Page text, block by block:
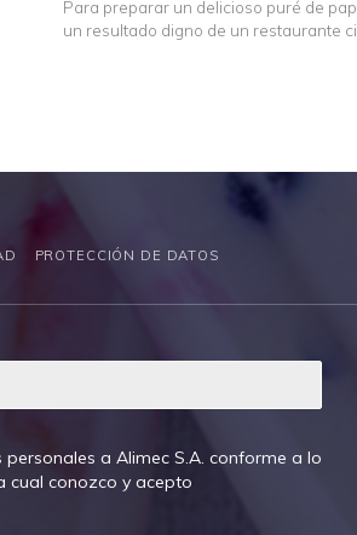
Para preparar un delicioso puré de
un resultado digno de un restaurante
PROTECCIÓN DE DATOS
a Alimec S.A. conforme a lo
cual conozco y acepto